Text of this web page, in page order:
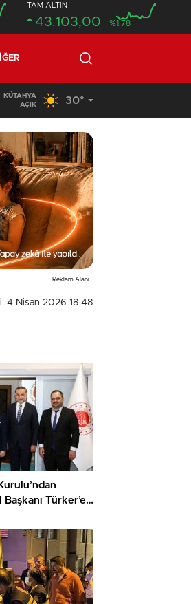
TAM ALTIN
43.103,00 %1,78
KÜTAHYA
AÇIK
30°
Reklam Alanı
4 Nisan 2026 18:48
Başkanı Türker’e